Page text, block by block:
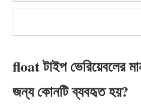
float টাইপ ভেরিয়েবলের
জন্য কোনটি ব্যবহৃত হয়?